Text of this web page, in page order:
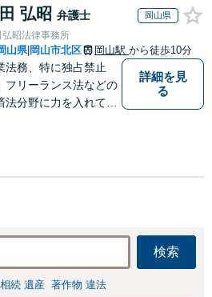
対応OK】
様の話を丁寧にう
安があるのか、何
を解決したいのか
を正確に読み取り
ます。【東京都在
住以外の方も対
弘昭 弁護士 岡山県
弘昭法律事務所
山県| 岡山市北区 岡山駅 から徒歩10分
法務、特に独占禁止
フリーランス法などの
法分野に力を入れてい
詳細を見
る
検索
相続 遺産 著作物 違法